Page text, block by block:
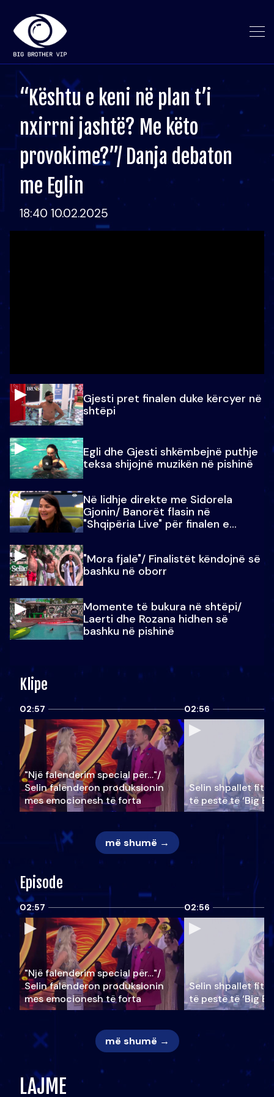
“Kështu e keni në plan t’i
nxirrni jashtë? Me këto
provokime?”/ Danja debaton
me Eglin
18:40 10.02.2025
Gjesti pret finalen duke kërcyer në
shtëpi
Egli dhe Gjesti shkëmbejnë puthje
teksa shijojnë muzikën në pishinë
Në lidhje direkte me Sidorela
Gjonin/ Banorët flasin në
"Shqipëria Live" për finalen e
"Mora fjalë"/ Finalistët këndojnë së
bashku në oborr
Momente të bukura në shtëpi/
Laerti dhe Rozana hidhen së
bashku në pishinë
Klipe
02:57
"Një falenderim special për…"/
Selin falënderon produksionin
mes emocionesh të forta
02:56
Selin shpallet
të pestë të ‘Big
më shumë →
Episode
02:57
"Një falenderim special për…"/
Selin falënderon produksionin
mes emocionesh të forta
02:56
Selin shpallet
të pestë të ‘Big
më shumë →
LAJME